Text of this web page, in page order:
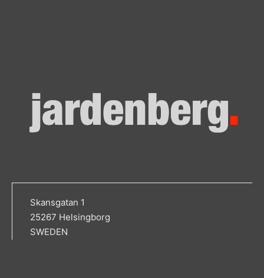
Skansgatan 1
25267 Helsingborg
SWEDEN